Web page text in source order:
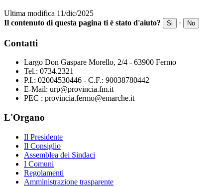
Ultima modifica 11/dic/2025
Il contenuto di questa pagina ti è stato d'aiuto?
Si · No
Contatti
Largo Don Gaspare Morello, 2/4 - 63900 Fermo
Tel.: 0734.2321
P.I.: 02004530446 - C.F.: 90038780442
E-Mail: urp@provincia.fm.it
PEC : provincia.fermo@emarche.it
L'Organo
Il Presidente
Il Consiglio
Assemblea dei Sindaci
I Comuni
Regolamenti
Amministrazione trasparente